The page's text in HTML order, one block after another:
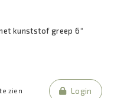
kunststof greep 6“
zien Login